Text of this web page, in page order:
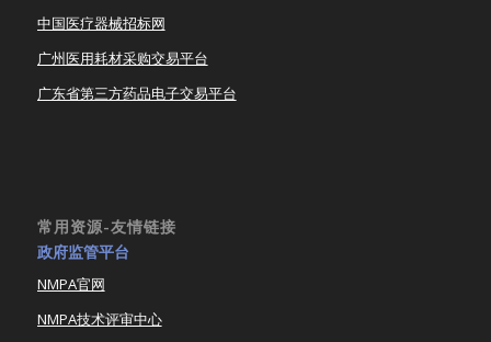
中国医疗器械招标网
广州医用耗材采购交易平台
广东省第三方药品电子交易平台
常用资源-友情链接
政府监管平台
NMPA官网
NMPA技术评审中心